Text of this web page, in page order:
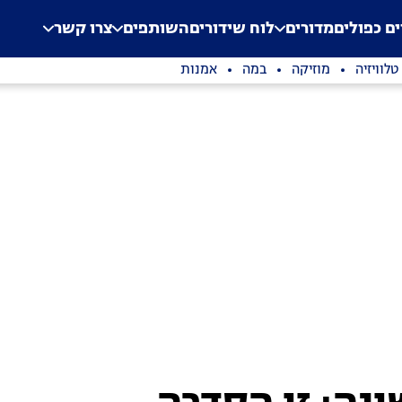
Application error: a
. כפוליםמדורים לוח שידוריםהשותפים צרו קשר
טלוויזיה מוזיקה במה אמנות